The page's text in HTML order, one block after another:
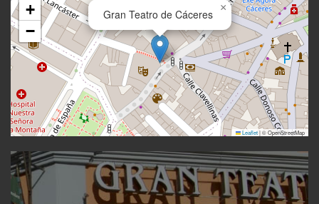
Gran Teatro de Cáceres ×
+
−
Leaflet|© OpenStreetMap